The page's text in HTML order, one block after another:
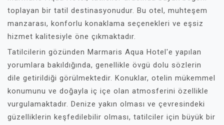
toplayan bir tatil destinasyonudur. Bu otel, muhteşem
manzarası, konforlu konaklama seçenekleri ve eşsiz
hizmet kalitesiyle öne çıkmaktadır.
Tatilcilerin gözünden Marmaris Aqua Hotel'e yapılan
yorumlara bakıldığında, genellikle övgü dolu sözlerin
dile getirildiği görülmektedir. Konuklar, otelin mükemmel
konumunu ve doğayla iç içe olan atmosferini özellikle
vurgulamaktadır. Denize yakın olması ve çevresindeki
güzelliklerin keşfedilebilir olması, tatilciler için büyük bir